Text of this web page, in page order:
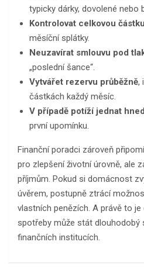
typicky dárky, dovolené nebo
Kontrolovat celkovou
měsíční splátky.
Neuzavírat smlouvu pod
„poslední šance“.
Vytvářet rezervu průběžně,
částkách každý měsíc.
V případě potíží jednat hned
první upomínku.
Finanční poradci zároveň
pro zlepšení životní úrovně, ale
příjmům. Pokud si domácnost
úvěrem, postupně ztrácí
vlastních penězích. A právě to
spotřeby může stát
finančních institucích.